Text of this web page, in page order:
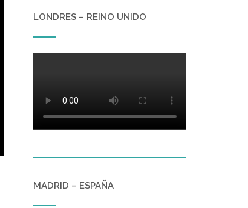
LONDRES – REINO UNIDO
MADRID – ESPAÑA